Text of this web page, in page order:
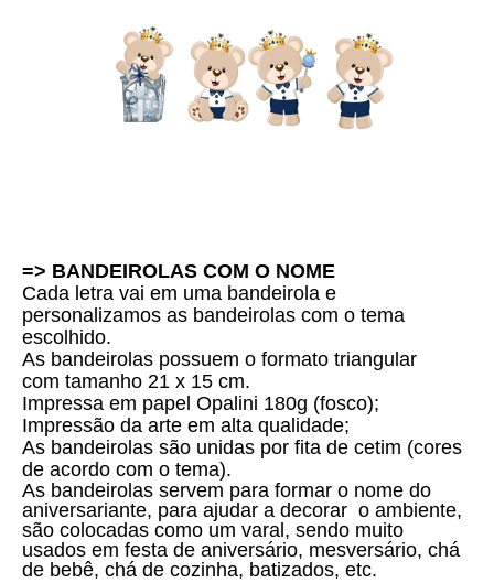
=> BANDEIROLAS COM O NOME
Cada letra vai em uma bandeirola e
personalizamos as bandeirolas com o tema
escolhido.
As bandeirolas possuem o formato triangular
com tamanho 21 x 15 cm.
Impressa em papel Opalini 180g (fosco);
Impressão da arte em alta qualidade;
As bandeirolas são unidas por fita de cetim (cores
de acordo com o tema).
As bandeirolas servem para formar o nome do
aniversariante, para ajudar a decorar o ambiente,
são colocadas como um varal, sendo muito
usados em festa de aniversário, mesversário, chá
de bebê, chá de cozinha, batizados, etc.